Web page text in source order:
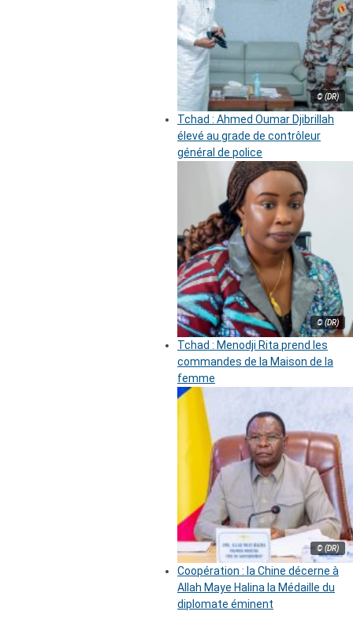
© (DR)
Tchad : Ahmed Oumar Djibrillah
élevé au grade de contrôleur
général de police
© (DR)
Tchad : Menodji Rita prend les
commandes de la Maison de la
femme
© (DR)
Coopération : la Chine décerne à
Allah Maye Halina la Médaille du
diplomate éminent